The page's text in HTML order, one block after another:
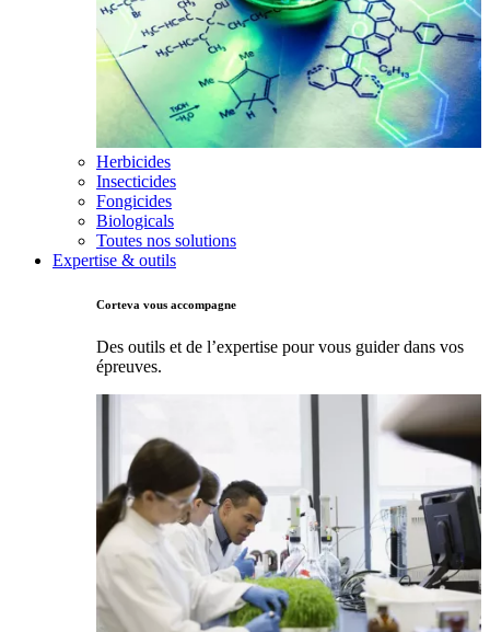
Herbicides
Insecticides
Fongicides
Biologicals
Toutes nos solutions
Expertise & outils
Corteva vous accompagne
Des outils et de l’expertise pour vous guider dans vos
épreuves.